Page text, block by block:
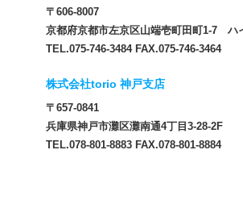
〒606-8007
京都府京都市左京区山端壱町田町1-7 ハ
TEL.075-746-3484 FAX.075-746-3464
株式会社torio 神戸支店
〒657-0841
兵庫県神戸市灘区灘南通4丁目3-28-2F
TEL.078-801-8883 FAX.078-801-8884